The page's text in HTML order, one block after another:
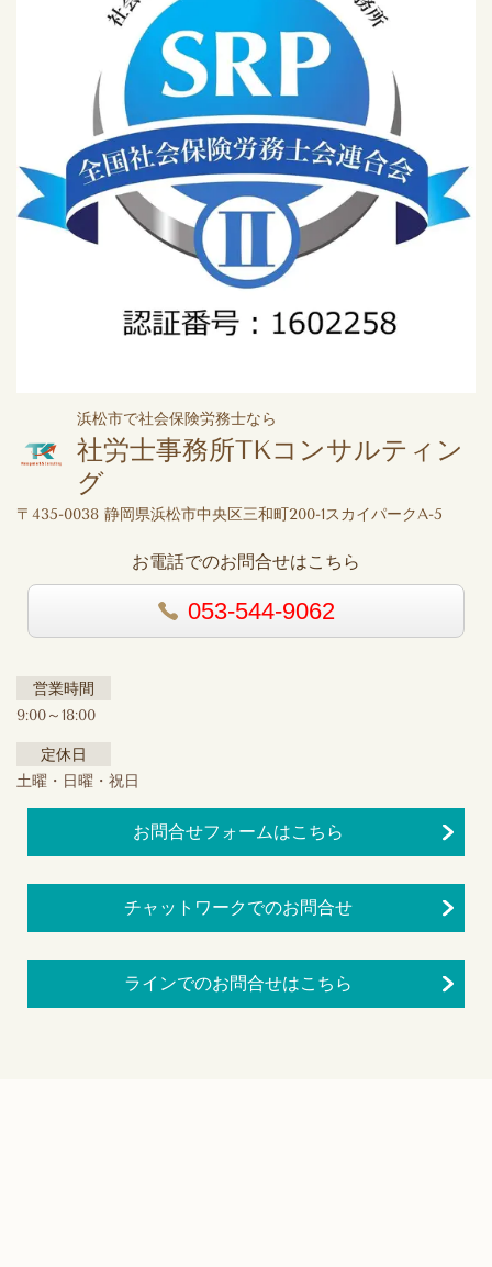
浜松市で社会保険労務士なら
社労士事務所TKコンサルティン
グ
〒435-0038 静岡県浜松市中央区三和町200-1スカイパークA-5
お電話でのお問合せはこちら
053-544-9062
営業時間
9:00～18:00
定休日
土曜・日曜・祝日
お問合せフォームはこちら
チャットワークでのお問合せ
ラインでのお問合せはこちら